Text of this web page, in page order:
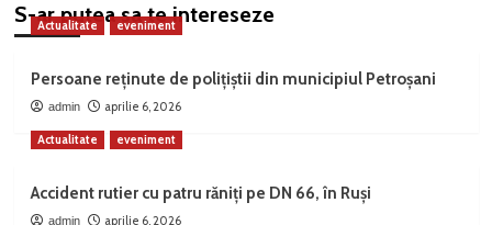
S-ar putea sa te intereseze
Actualitate eveniment
Persoane reținute de polițiștii din municipiul Petroșani
admin aprilie 6, 2026
Actualitate eveniment
Accident rutier cu patru răniți pe DN 66, în Ruși
admin aprilie 6, 2026